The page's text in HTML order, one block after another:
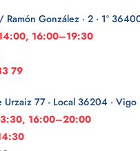
González · 2 · 1º
16:00–19:30
79
77 - Local 36204 · Vigo
16:00–20:00